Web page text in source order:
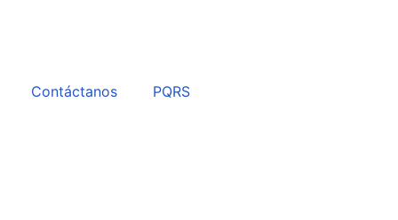
Contáctanos PQRS